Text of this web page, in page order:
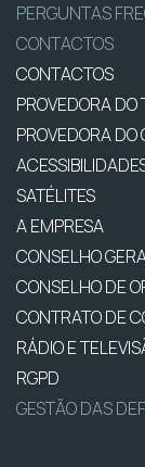
PERGUNTAS
CONTACTOS
CONTACTOS
PROVEDORA DO
PROVEDORA DO
SATÉLITES
A EMPRESA
CONSELHO
CONSELHO DE
CONTRATO DE
RÁDIO E
RGPD
GESTÃO DAS